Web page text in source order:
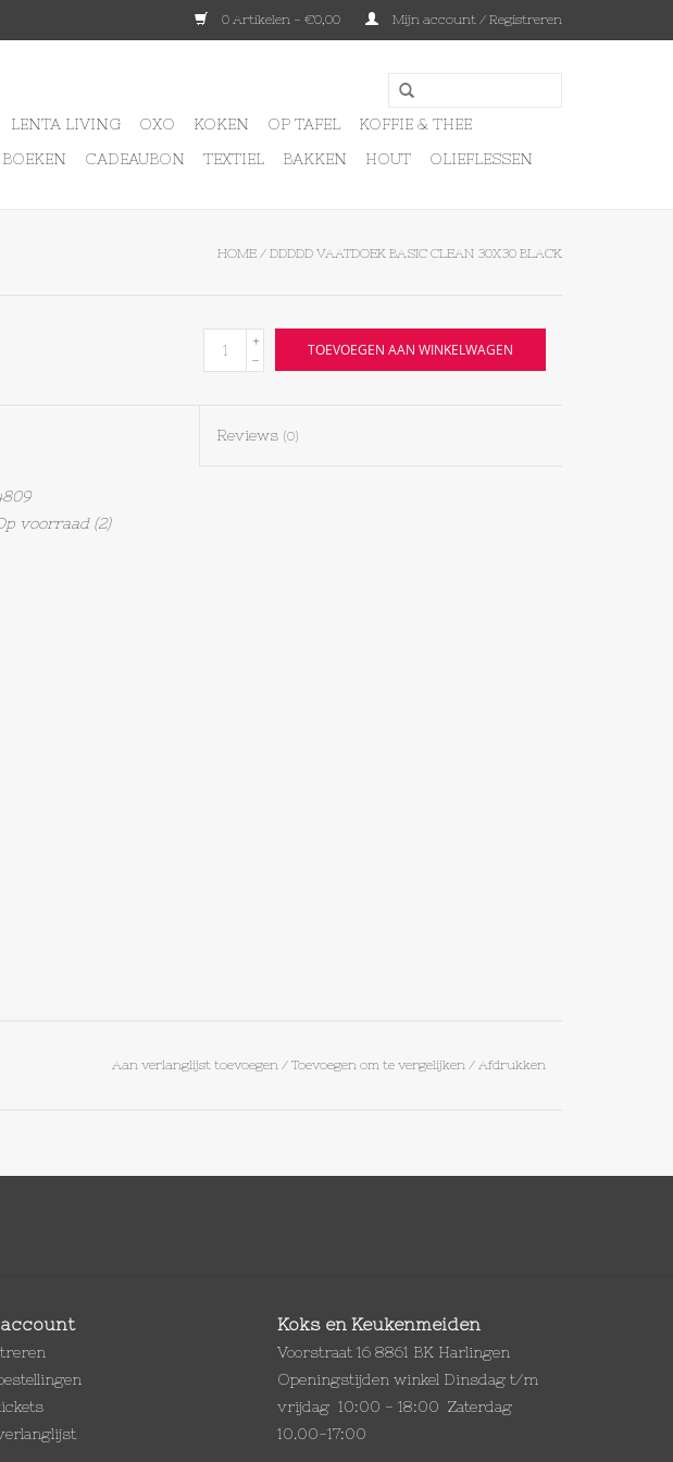
0 Artikelen - €0,00 Mijn account / Registreren
LENTA LIVING OXO KOKEN OP TAFEL
KOFFIE & THEE
BOEKEN CADEAUBON TEXTIEL BAKKEN HOUT OLIEFLESSEN
HOME / DDDDD VAATDOEK BASIC CLEAN 30X30 BLACK
+
-
TOEVOEGEN AAN WINKELWAGEN
Reviews (0)
voorraad(2)
Aan verlanglijst toevoegen / Toevoegen om te vergelijken / Afdrukken
Koks en Keukenmeiden
Voorstraat 16 8861 BK Harlingen
Openingstijden winkel Dinsdag t/m
vrijdag 10:00 - 18:00 Zaterdag
10.00-17:00